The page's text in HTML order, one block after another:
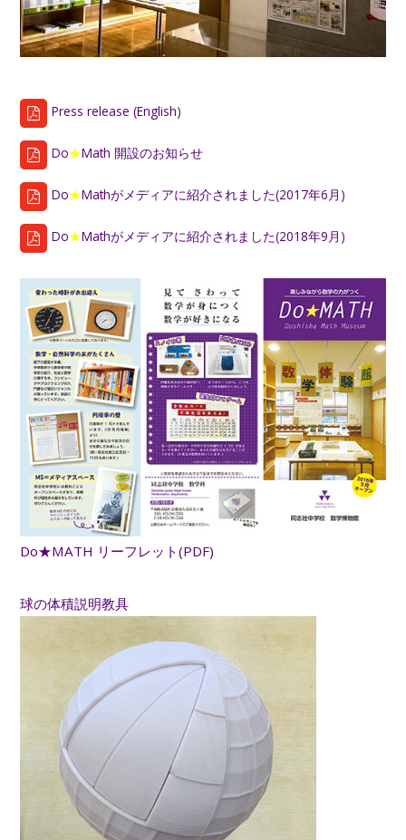
Press release (English)
Do★Math 開設のお知らせ
Do★Mathがメディアに紹介されました(2017年6月)
Do★Mathがメディアに紹介されました(2018年9月)
Do★MATH リーフレット(PDF)
球の体積説明教具